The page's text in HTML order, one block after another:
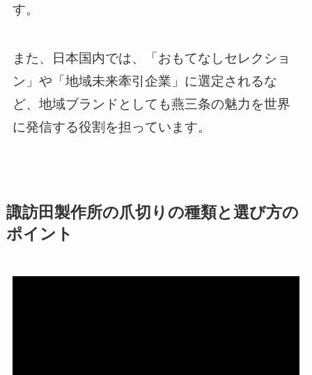
す。
また、日本国内では、「おもてなしセレクショ
ン」や「地域未来牽引企業」に選定されるな
ど、地域ブランドとしても燕三条の魅力を世界
に発信する役割を担っています。
諏訪田製作所の爪切りの種類と選び方の
ポイント